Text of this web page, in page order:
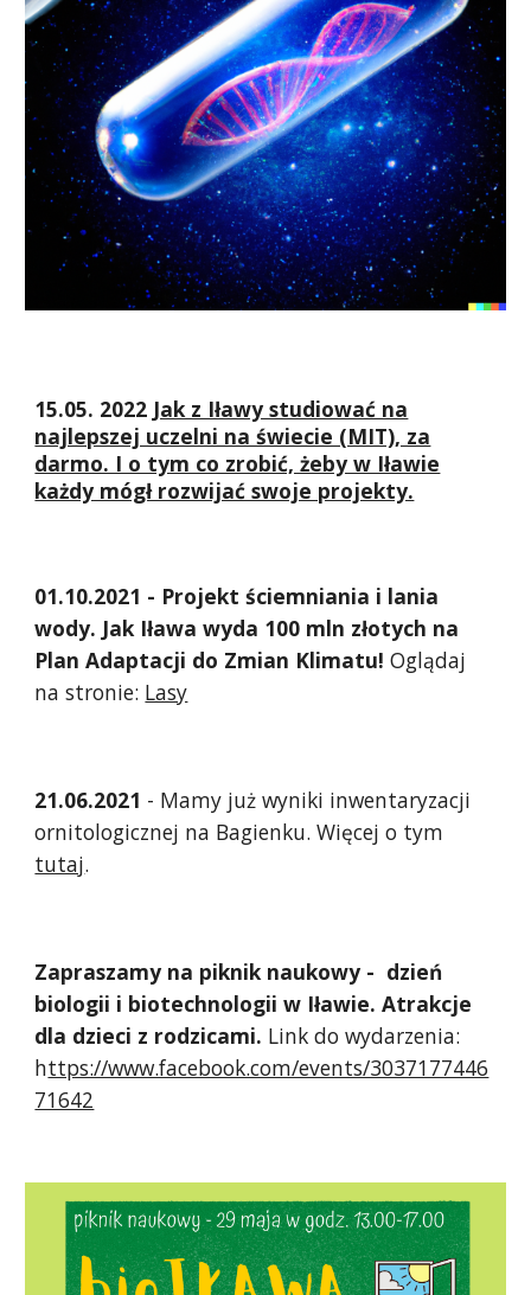
15.05. 2022 Jak z Iławy studiować na
najlepszej uczelni na świecie (MIT), za
darmo. I o tym co zrobić, żeby w Iławie
każdy mógł rozwijać swoje projekty.
01.10.2021 - Projekt ściemniania i lania
wody. Jak Iława wyda 100 mln złotych na
Plan Adaptacji do Zmian Klimatu! Oglądaj
na stronie: Lasy
21.06.2021 - Mamy już wyniki inwentaryzacji
ornitologicznej na Bagienku. Więcej o tym
tutaj.
Zapraszamy na piknik naukowy - dzień
biologii i biotechnologii w Iławie. Atrakcje
dla dzieci z rodzicami. Link do wydarzenia:
https://www.facebook.com/events/3037177446
71642